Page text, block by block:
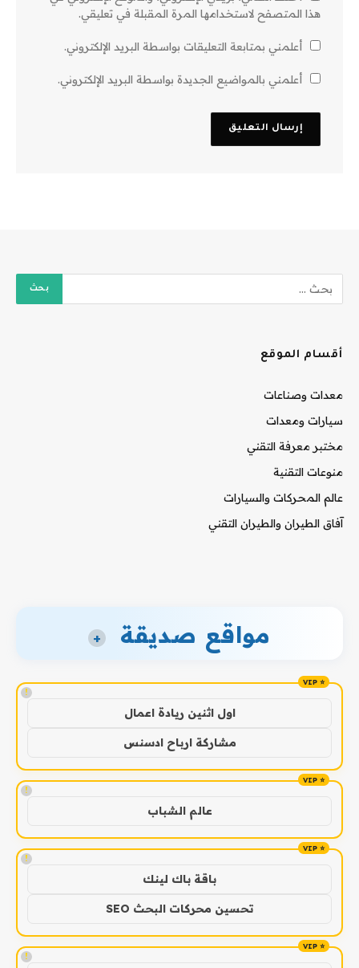
هذا المتصفح لاستخدامها المرة المقبلة في تعليقي.
أعلمني بمتابعة التعليقات بواسطة البريد الإلكتروني.
أعلمني بالمواضيع الجديدة بواسطة البريد الإلكتروني.
أقسام الموقع
معدات وصناعات
سيارات ومعدات
مختبر معرفة التقني
منوعات التقنية
عالم المحركات والسيارات
آفاق الطيران والطيران التقني
مواقع صديقة +
!
اول اثنين ريادة اعمال
مشاركة ارباح ادسنس
!
عالم الشباب
!
باقة باك لينك
تحسين محركات البحث SEO
!